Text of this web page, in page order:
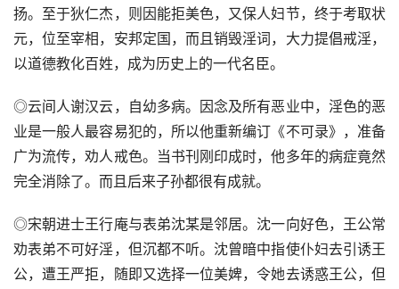
扬。至于狄仁杰，则因能拒美色，又保人妇节，终于考取状
元，位至宰相，安邦定国，而且销毁淫词，大力提倡戒淫，
以道德教化百姓，成为历史上的一代名臣。
◎云间人谢汉云，自幼多病。因念及所有恶业中，淫色的恶
业是一般人最容易犯的，所以他重新编订《不可录》，准备
广为流传，劝人戒色。当书刊刚印成时，他多年的病症竟然
完全消除了。而且后来子孙都很有成就。
◎宋朝进士王行庵与表弟沈某是邻居。沈一向好色，王公常
劝表弟不可好淫，但沉都不听。沈曾暗中指使仆妇去引诱王
公，遭王严拒，随即又选择一位美婢，令她去诱惑王公，但